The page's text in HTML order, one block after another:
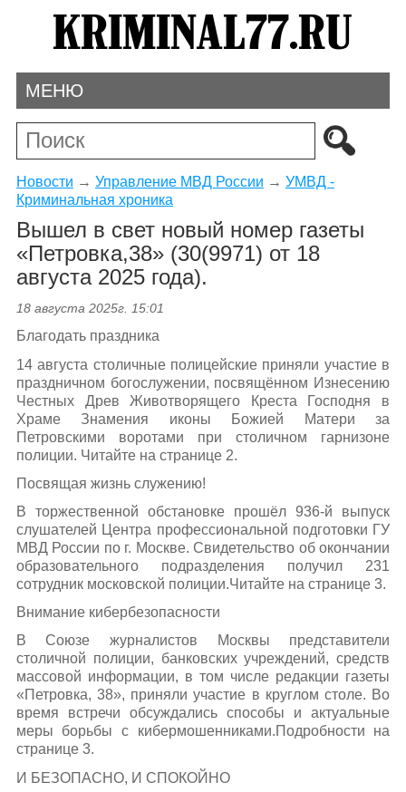
МЕНЮ
Новости → Управление МВД России → УМВД -
Криминальная хроника
Вышел в свет новый номер газеты
«Петровка,38» (30(9971) от 18
августа 2025 года).
18 августа 2025г. 15:01
Благодать праздника
14 августа столичные полицейские приняли участие в
праздничном богослужении, посвящённом Изнесению
Честных Древ Животворящего Креста Господня в
Храме Знамения иконы Божией Матери за
Петровскими воротами при столичном гарнизоне
полиции. Читайте на странице 2.
Посвящая жизнь служению!
В торжественной обстановке прошёл 936-й выпуск
слушателей Центра профессиональной подготовки ГУ
МВД России по г. Москве. Свидетельство об окончании
образовательного подразделения получил 231
сотрудник московской полиции.Читайте на странице 3.
Внимание кибербезопасности
В Союзе журналистов Москвы представители
столичной полиции, банковских учреждений, средств
массовой информации, в том числе редакции газеты
«Петровка, 38», приняли участие в круглом столе. Во
время встречи обсуждались способы и актуальные
меры борьбы с кибермошенниками.Подробности на
странице 3.
И БЕЗОПАСНО, И СПОКОЙНО